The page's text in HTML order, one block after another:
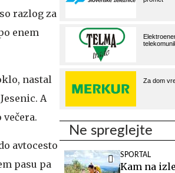
razlog za
enem
nastal
A
avtocesto
pasu pa
Ne spreglejte
SPORTAL
Kam na